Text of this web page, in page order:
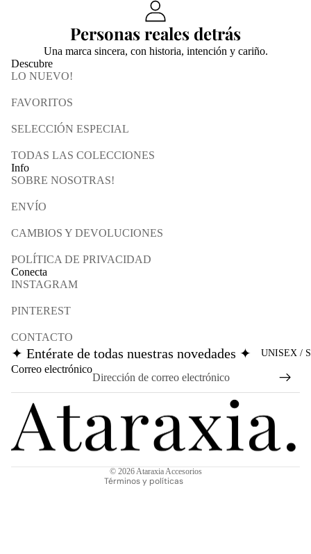
UNISEX /
Personas reales detrás
Una marca sincera, con historia, intención y cariño.
Descubre
LO NUEVO!
FAVORITOS
SELECCIÓN ESPECIAL
TODAS LAS COLECCIONES
Info
SOBRE NOSOTRAS!
ENVÍO
CAMBIOS Y DEVOLUCIONES
POLÍTICA DE PRIVACIDAD
Conecta
INSTAGRAM
PINTEREST
CONTACTO
✦ Entérate de todas nuestras novedades ✦
Correo electrónico
© 2026Ataraxia Accesorios
Términos y políticas
Política de reembolso
Política de privacidad
Política de envío
Información de contacto